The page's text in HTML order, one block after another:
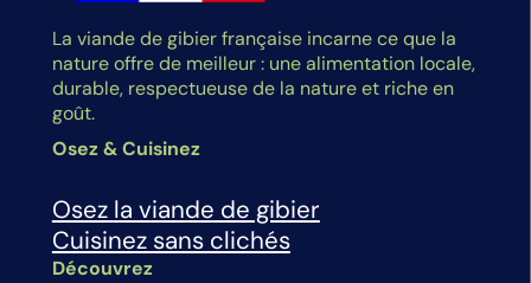
La viande de gibier française incarne ce que la
nature offre de meilleur : une alimentation locale,
durable, respectueuse de la nature et riche en
goût.
Osez & Cuisinez
Osez la viande de gibier
Cuisinez sans clichés
Découvrez